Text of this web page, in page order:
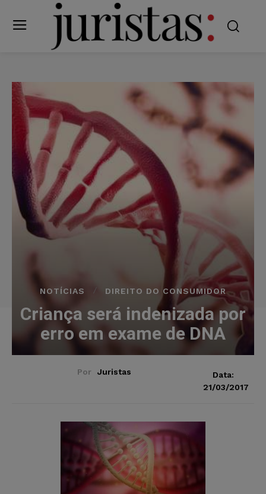
NOTÍCIAS DIREITO DO CONSUMIDOR
Criança será indenizada por
erro em exame de DNA
Por Juristas
Data:
21/03/2017